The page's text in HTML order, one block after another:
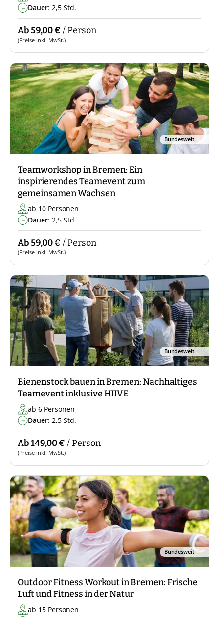
Dauer: 2,5 Std.
Ab 59,00 € / Person
(Preise inkl. MwSt.)
Bundesweit
Teamworkshop in Bremen: Ein
inspirierendes Teamevent zum
gemeinsamen Wachsen
ab 10 Personen
Dauer: 2,5 Std.
Ab 59,00 € / Person
(Preise inkl. MwSt.)
Bundesweit
Bienenstock bauen in Bremen: Nachhaltiges
Teamevent inklusive HIIVE
ab 6 Personen
Dauer: 2,5 Std.
Ab 149,00 € / Person
(Preise inkl. MwSt.)
Bundesweit
Outdoor Fitness Workout in Bremen: Frische
Luft und Fitness in der Natur
ab 15 Personen